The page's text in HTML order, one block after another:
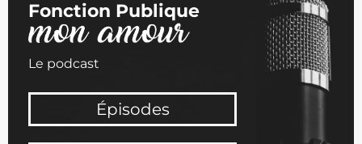
Fonction Publique
Le podcast
Épisodes